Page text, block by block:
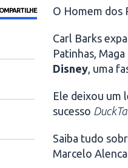
O Homem dos
Carl Barks
Patinhas,
Disney, uma
Ele deixou um
sucesso
Saiba tudo
Marcelo